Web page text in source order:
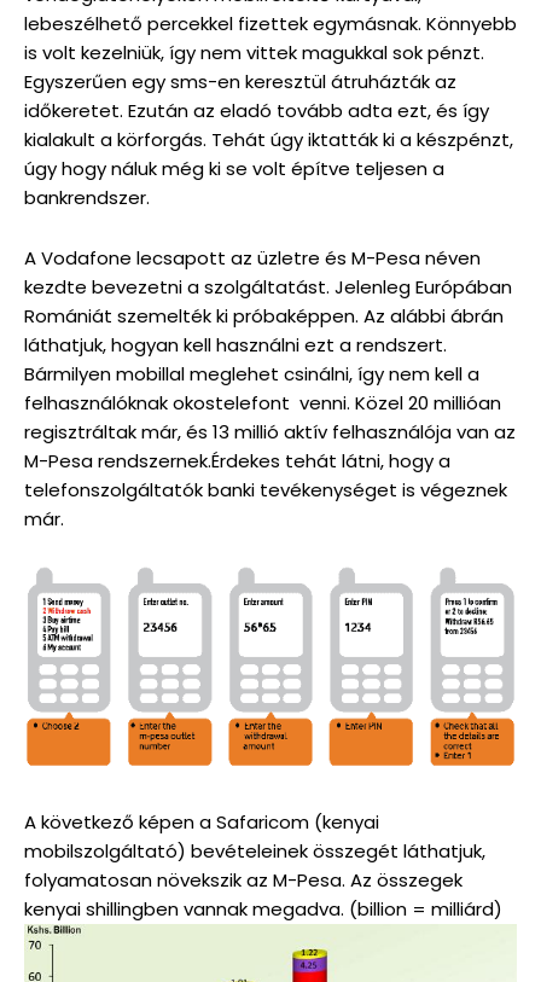
lebeszélhető percekkel fizettek egymásnak. Könnyebb
is volt kezelniük, így nem vittek magukkal sok pénzt.
Egyszerűen egy sms-en keresztül átruházták az
időkeretet. Ezután az eladó tovább adta ezt, és így
kialakult a körforgás. Tehát úgy iktatták ki a készpénzt,
úgy hogy náluk még ki se volt építve teljesen a
bankrendszer.
A Vodafone lecsapott az üzletre és M-Pesa néven
kezdte bevezetni a szolgáltatást. Jelenleg Európában
Romániát szemelték ki próbaképpen. Az alábbi ábrán
láthatjuk, hogyan kell használni ezt a rendszert.
Bármilyen mobillal meglehet csinálni, így nem kell a
felhasználóknak okostelefont venni. Közel 20 millióan
regisztráltak már, és 13 millió aktív felhasználója van az
M-Pesa rendszernek.Érdekes tehát látni, hogy a
telefonszolgáltatók banki tevékenységet is végeznek
már.
A következő képen a Safaricom (kenyai
mobilszolgáltató) bevételeinek összegét láthatjuk,
folyamatosan növekszik az M-Pesa. Az összegek
kenyai shillingben vannak megadva. (billion = milliárd)